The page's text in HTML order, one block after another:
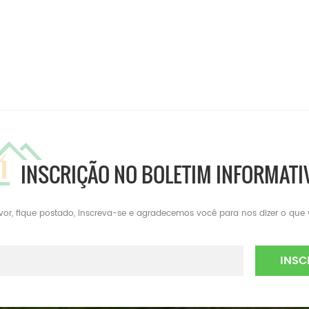
INSCRIÇÃO NO BOLETIM
fique postado, inscreva-se e agradecemos você para nos dizer o que